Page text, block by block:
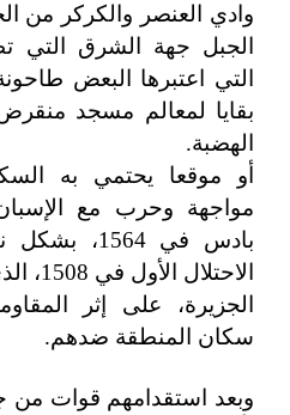
وادي العنصر والكركر من
الجبل جهة الشرق التي
التي اعتبرها البعض
بقايا لمعالم مسجد
الهضبة.
أو موقعا يحتمي به
مواجهة وحرب مع
بادس في
الجزيرة، على إثر
سكان المنطقة ضدهم.
وبعد استقدامهم قوات من